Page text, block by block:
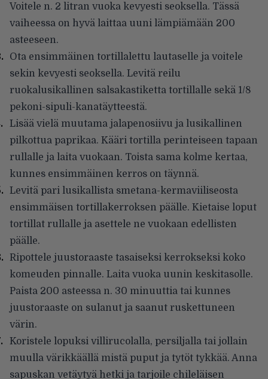
Voitele n. 2 litran vuoka kevyesti seoksella. Tässä
vaiheessa on hyvä laittaa uuni lämpiämään 200
asteeseen.
Ota ensimmäinen tortillalettu lautaselle ja voitele
sekin kevyesti seoksella. Levitä reilu
ruokalusikallinen salsakastiketta tortillalle sekä 1/8
pekoni-sipuli-kanatäytteestä.
Lisää vielä muutama jalapenosiivu ja lusikallinen
pilkottua paprikaa. Kääri tortilla perinteiseen tapaan
rullalle ja laita vuokaan. Toista sama kolme kertaa,
kunnes ensimmäinen kerros on täynnä.
Levitä pari lusikallista smetana-kermaviiliseosta
ensimmäisen tortillakerroksen päälle. Kietaise loput
tortillat rullalle ja asettele ne vuokaan edellisten
päälle.
Ripottele juustoraaste tasaiseksi kerrokseksi koko
komeuden pinnalle. Laita vuoka uunin keskitasolle.
Paista 200 asteessa n. 30 minuuttia tai kunnes
juustoraaste on sulanut ja saanut ruskettuneen
värin.
Koristele lopuksi villirucolalla, persiljalla tai jollain
muulla värikkäällä mistä puput ja tytöt tykkää. Anna
sapuskan vetäytyä hetki ja tarjoile chileläisen